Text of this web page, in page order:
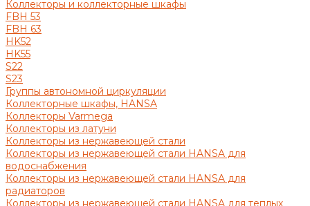
Коллекторы и коллекторные шкафы
FBH 53
FBH 63
HK52
HK55
S22
S23
Группы автономной циркуляции
Коллекторные шкафы, HANSA
Коллекторы Varmega
Коллекторы из латуни
Коллекторы из нержавеющей стали
Коллекторы из нержавеющей стали HANSA для
водоснабжения
Коллекторы из нержавеющей стали HANSA для
радиаторов
Коллекторы из нержавеющей стали HANSA для теплых